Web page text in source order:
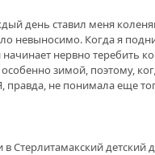
день ставил меня
невыносимо. Когда я
нервно теребить
зимой, поэтому,
правда, не понимала еще
Стерлитамакский детский